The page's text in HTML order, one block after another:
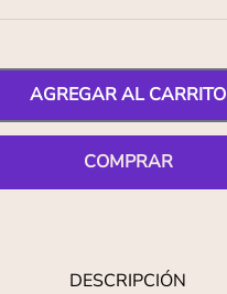
AGREGAR AL CARRITO
COMPRAR
DESCRIPCIÓN